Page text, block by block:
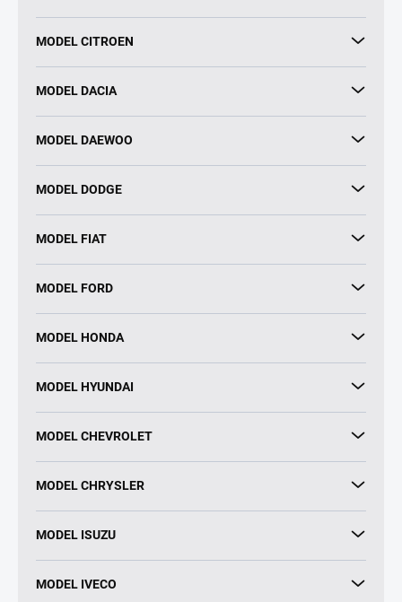
MODEL CITROEN
MODEL DACIA
MODEL DAEWOO
MODEL DODGE
MODEL FIAT
MODEL FORD
MODEL HONDA
MODEL HYUNDAI
MODEL CHEVROLET
MODEL CHRYSLER
MODEL ISUZU
MODEL IVECO